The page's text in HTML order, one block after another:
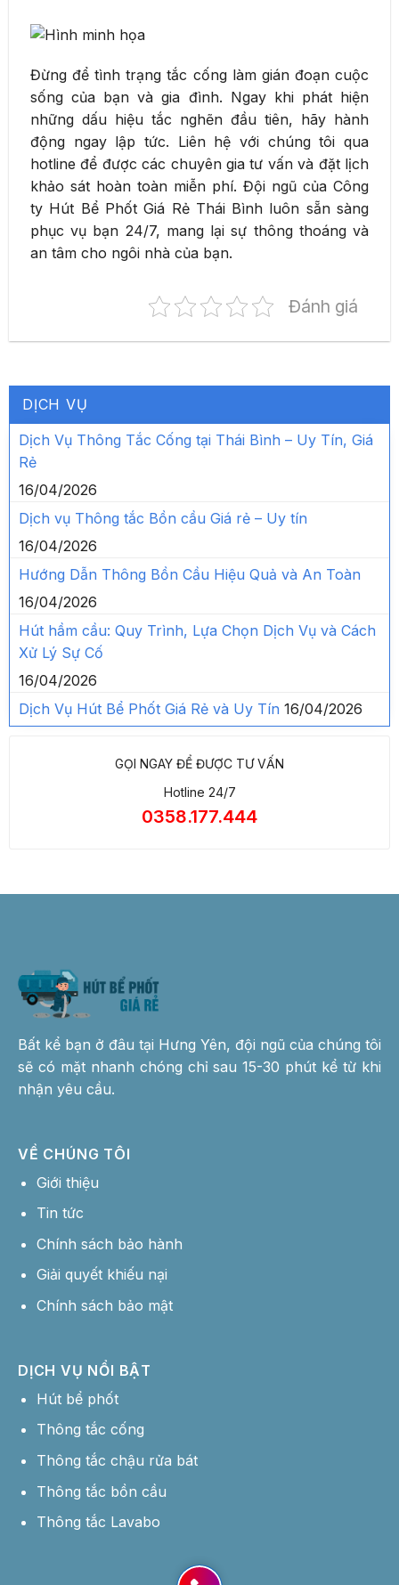
Đừng để tình trạng tắc cống làm gián đoạn cuộc
sống của bạn và gia đình. Ngay khi phát hiện
những dấu hiệu tắc nghẽn đầu tiên, hãy hành
động ngay lập tức. Liên hệ với chúng tôi qua
hotline để được các chuyên gia tư vấn và đặt lịch
khảo sát hoàn toàn miễn phí. Đội ngũ của Công
ty Hút Bể Phốt Giá Rẻ Thái Bình luôn sẵn sàng
phục vụ bạn 24/7, mang lại sự thông thoáng và
an tâm cho ngôi nhà của bạn.
Đánh giá
DỊCH VỤ
Dịch Vụ Thông Tắc Cống tại Thái Bình – Uy Tín, Giá
Rẻ
16/04/2026
Dịch vụ Thông tắc Bồn cầu Giá rẻ – Uy tín
16/04/2026
Hướng Dẫn Thông Bồn Cầu Hiệu Quả và An Toàn
16/04/2026
Hút hầm cầu: Quy Trình, Lựa Chọn Dịch Vụ và Cách
Xử Lý Sự Cố
16/04/2026
Dịch Vụ Hút Bể Phốt Giá Rẻ và Uy Tín 16/04/2026
GỌI NGAY ĐỂ ĐƯỢC TƯ VẤN
Hotline 24/7
0358.177.444
Bất kể bạn ở đâu tại Hưng Yên, đội ngũ của chúng tôi
sẽ có mặt nhanh chóng chỉ sau 15-30 phút kể từ khi
nhận yêu cầu.
VỀ CHÚNG TÔI
Giới thiệu
Tin tức
Chính sách bảo hành
Giải quyết khiếu nại
Chính sách bảo mật
DỊCH VỤ NỔI BẬT
Hút bể phốt
Thông tắc cống
Thông tắc chậu rửa bát
Thông tắc bồn cầu
Thông tắc Lavabo